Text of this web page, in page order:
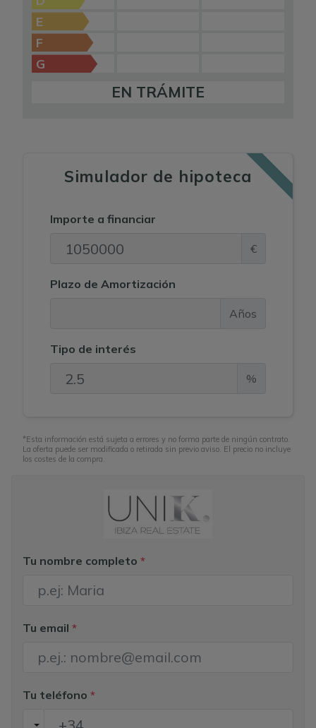
E
F
G
EN TRÁMITE
Simulador de hipoteca
Importe a financiar
€
Plazo de Amortización
Años
Tipo de interés
%
*Esta información está sujeta a errores y no forma parte de ningún contrato.
La oferta puede ser modificada o retirada sin previo aviso. El precio no incluye
los costes de la compra.
Tu nombre completo *
Tu email *
Tu teléfono *